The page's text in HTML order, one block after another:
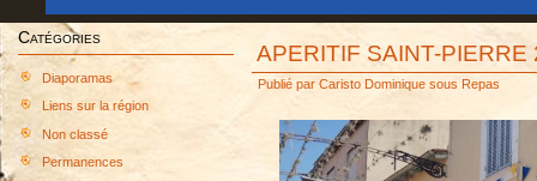
Catégories
Diaporamas
Liens sur la région
Non classé
Permanences
APERITIF SAINT-PIERRE
Publié par Caristo Dominique sous Repas